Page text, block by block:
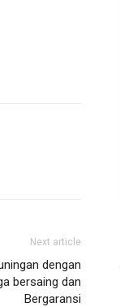
Next article
dengan
bersaing dan
Bergaransi